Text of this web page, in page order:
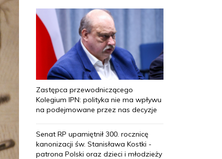
Zastępca przewodniczącego
Kolegium IPN: polityka nie ma wpływu
na podejmowane przez nas decyzje
Senat RP upamiętnił 300. rocznicę
kanonizacji św. Stanisława Kostki -
patrona Polski oraz dzieci i młodzieży